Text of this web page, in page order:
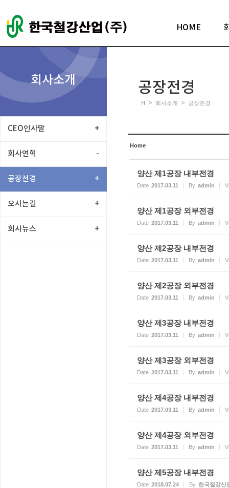
HOME
회사소개
CEO인사말 +
회사연혁 -
공장전경 +
오시는길 +
회사뉴스 +
공장전경
H > 회사소개 > 공장전경
Home
양산 제1공장 내부전경
Date 2017.03.11 By admin
양산 제1공장 외부전경
Date 2017.03.11 By admin
양산 제2공장 내부전경
Date 2017.03.11 By admin
양산 제2공장 외부전경
Date 2017.03.11 By admin
양산 제3공장 내부전경
Date 2017.03.11 By admin
양산 제3공장 외부전경
Date 2017.03.11 By admin
양산 제4공장 내부전경
Date 2017.03.11 By admin
양산 제4공장 외부전경
Date 2017.03.11 By admin
양산 제5공장 내부전경
Date 2018.07.24 By 한국철강산
Sketchbook5, 스케치북5
Sketchbook5, 스케치북5